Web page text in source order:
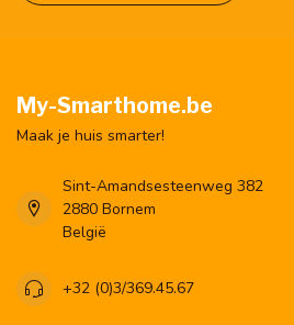
My-Smarthome.be
Maak je huis smarter!
Sint-Amandsesteenweg 382
2880 Bornem
België
+32 (0)3/369.45.67